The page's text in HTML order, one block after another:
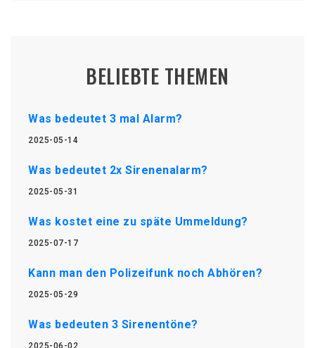
BELIEBTE THEMEN
Was bedeutet 3 mal Alarm?
2025-05-14
Was bedeutet 2x Sirenenalarm?
2025-05-31
Was kostet eine zu späte Ummeldung?
2025-07-17
Kann man den Polizeifunk noch Abhören?
2025-05-29
Was bedeuten 3 Sirenentöne?
2025-06-02